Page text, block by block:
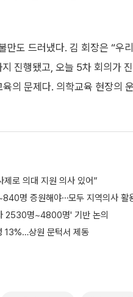
만도 드러냈다. 김 회장은 “우
진행됐고, 오늘 5차 회의가
의 문제다. 의학교육 현장의
제로 의대 지원 의사 있어”
명 증원해야⋯모두 지역의사 활
2530명~4800명' 기반 논의
13%…상원 문턱서 제동